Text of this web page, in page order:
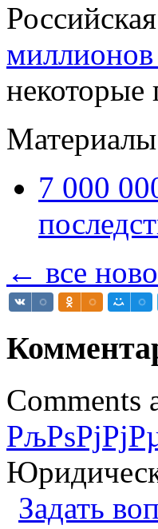
миллионов
некоторые
7 000
← все
Comments
Задать